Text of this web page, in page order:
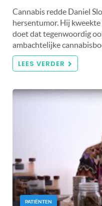
Cannabis redde Daniel
hersentumor. Hij
doet dat tegenwoordig
ambachtelijke
LEES VERDER
PATIËNTEN